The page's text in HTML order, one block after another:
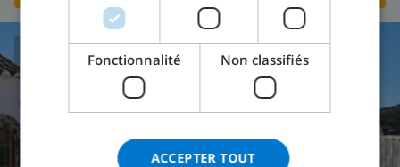
13 AVIS
Fonctionnalité Non classifiés
ACCEPTER TOUT